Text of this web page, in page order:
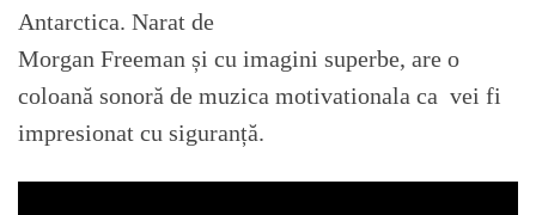
Antarctica. Narat de
Morgan Freeman și cu imagini superbe, are o
coloană sonoră de muzica motivationala ca vei fi
impresionat cu siguranță.